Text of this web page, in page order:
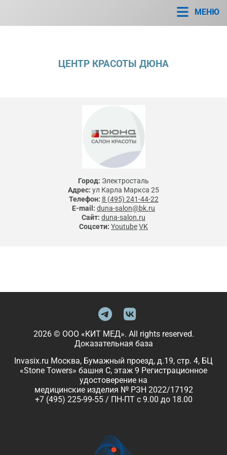
МЕНЮ
ЦЕНТР КРАСОТЫ ДЮНА
Город: Электросталь
Адрес: ул Карла Маркса 25
Телефон: 8 (495) 241-44-22
E-mail: duna-salon@bk.ru
Сайт: duna-salon.ru
Соцсети: YoutubeVK
2026 © ООО «КИТ МЕД». All rights reserved.
Доказательная база
Invasix.ru Москва, Бумажный проезд, д.19, стр. 4, БЦ
«Stone Towers» башня C, этаж 9 Регистрационное
удостоверение на
медицинские изделия № РЗН 2022/17192
+7 (495) 225-99-55 / ПН-ПТ с 9.00 до 18.00